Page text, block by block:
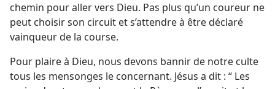
chemin pour aller vers Dieu. Pas plus qu’un coureur ne
peut choisir son circuit et s’attendre à être déclaré
vainqueur de la course.
Pour plaire à Dieu, nous devons bannir de notre culte
tous les mensonges le concernant. Jésus a dit : “ Les